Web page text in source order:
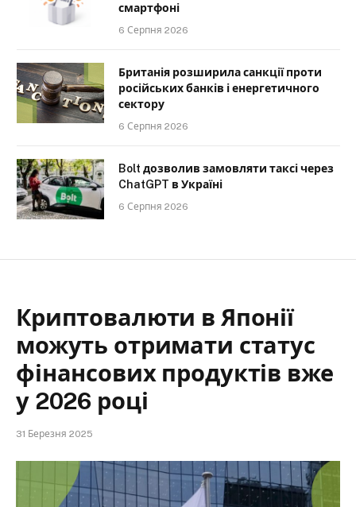
смартфоні
6 Серпня 2026
Британія розширила санкції проти
російських банків і енергетичного
сектору
6 Серпня 2026
Bolt дозволив замовляти таксі через
ChatGPT в Україні
6 Серпня 2026
Криптовалюти в Японії
можуть отримати статус
фінансових продуктів вже
у 2026 році
31 Березня 2025